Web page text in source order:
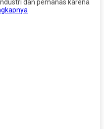
dan pemanas karena